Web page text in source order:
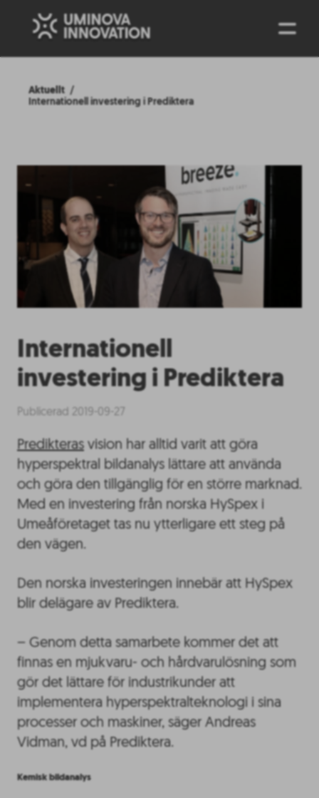
Aktuellt
Internationell investering i Prediktera
Internationell
investering i Prediktera
Publicerad 2019-09-27
Predikterasvision har alltid varit att göra
hyperspektral bildanalys lättare att använda
och göra den tillgänglig för en större marknad.
Med en investering från norska HySpex i
Umeåföretaget tas nu ytterligare ett steg på
den vägen.
Den norska investeringen innebär att HySpex
blir delägare av Prediktera.
– Genom detta samarbete kommer det att
finnas en mjukvaru- och hårdvarulösning som
gör det lättare för industrikunder att
implementera hyperspektralteknologi i sina
processer och maskiner, säger Andreas
Vidman, vd på Prediktera.
Kemisk bildanalys